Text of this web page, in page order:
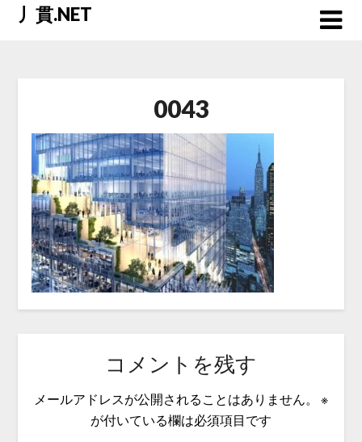
Skip丿貫.NET
0043
コメントを残す
メールアドレスが公開されることはありません。
※
が付いている欄は必須項目です